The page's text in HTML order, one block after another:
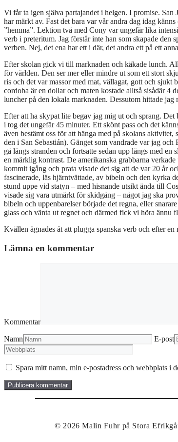
Vi får ta igen själva partajandet i helgen. I promise.
har märkt av. Fast det bara var vår andra dag idag
”hemma”. Lektion två med Cony var ungefär lika
verb i preteritum. Jag förstår inte han som skapade den
verben. Nej, det ena har ett i där, det andra ett på ett
Efter skolan gick vi till marknaden och käkade lunch.
för världen. Den ser mer eller mindre ut som ett stort
ris och det var massor med mat, vällagat, gott och
cordoba är en dollar och maten kostade alltså sisådär
luncher på den lokala marknaden. Dessutom hittade
Efter att ha skypat lite begav jag mig ut och sprang.
i tog det ungefär 45 minuter. Ett skönt pass och det
även bestämt oss för att hänga med på skolans
den i San Sebastián). Gänget som vandrade var jag
gå längs stranden och fortsatte sedan upp längs med
en märklig kontrast. De amerikanska grabbarna
kommit igång och prata visade det sig att de var 20 år
fascinerade, läs hjärntvättade, av bibeln och den kyrka
stund uppe vid statyn – med hisnande utsikt ända till
visade sig vara utmärkt för skidgång – något jag ska
bibeln och uppenbarelser började det regna, eller
glass och vänta ut regnet och därmed fick vi höra ännu
Kvällen ägnades åt att plugga spanska verb och efter
Lämna en kommentar
Kommentar
Namn E-post
Spara mitt namn, min e-postadress och webbplats i
© 2026 Malin Fuhr på Stora